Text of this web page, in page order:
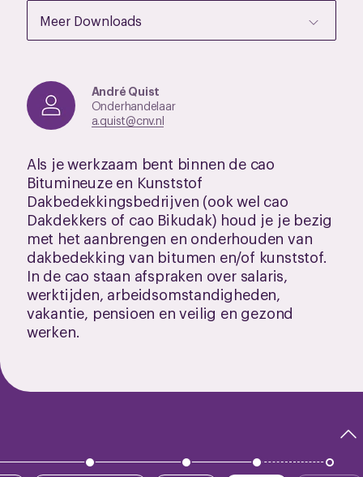
Meer Downloads
André Quist
Onderhandelaar
a.quist@cnv.nl
Als je werkzaam bent binnen de cao
Bitumineuze en Kunststof
Dakbedekkingsbedrijven (ook wel cao
Dakdekkers of cao Bikudak) houd je je bezig
met het aanbrengen en onderhouden van
dakbedekking van bitumen en/of kunststof.
In de cao staan afspraken over salaris,
werktijden, arbeidsomstandigheden,
vakantie, pensioen en veilig en gezond
werken.